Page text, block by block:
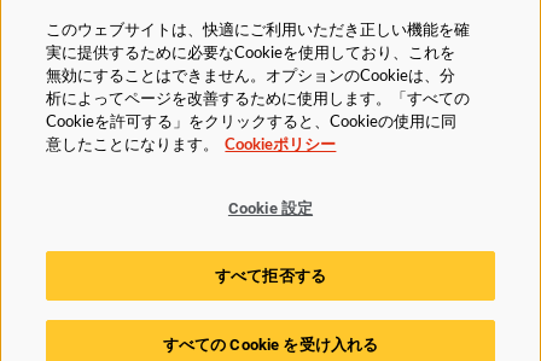
Resources
当社について
法的 プライバシーポリシー
アクセシビリティ方針
Cookieポリシー
Cookie 設定
© 2025 Husky Technologies. All rights reserved.
このウェブサイトは、快適にご利用いただき正しい機能を確
実に提供するために必要なCookieを使用しており、これを
無効にすることはできません。オプションのCookieは、分
析によってページを改善するために使用します。「すべての
Cookieを許可する」をクリックすると、Cookieの使用に同
意したことになります。
Cookieポリシー
Cookie 設定
すべて拒否する
すべての Cookie を受け入れる